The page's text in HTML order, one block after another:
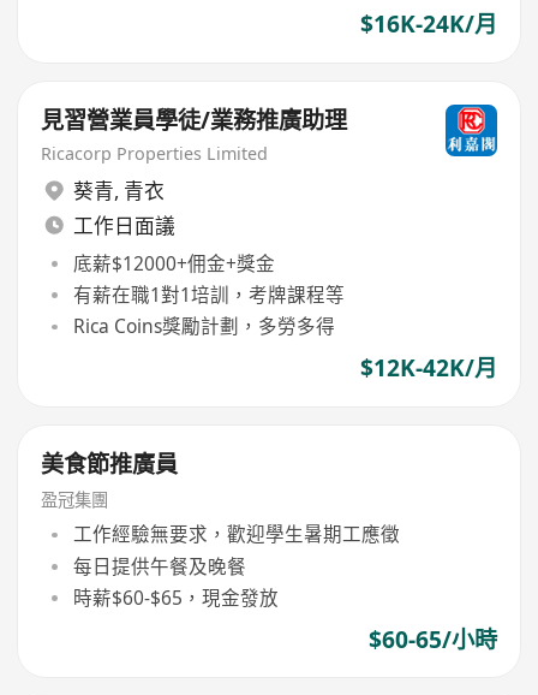
$16K-24K/月
見習營業員學徒/業務推廣助理
Ricacorp Properties Limited
葵青, 青衣
工作日面議
底薪$12000+佣金+獎金
有薪在職1對1培訓，考牌課程等
Rica Coins獎勵計劃，多勞多得
$12K-42K/月
美食節推廣員
盈冠集團
工作經驗無要求，歡迎學生暑期工應徵
每日提供午餐及晚餐
時薪$60-$65，現金發放
$60-65/小時